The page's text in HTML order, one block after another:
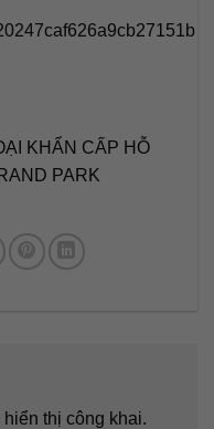
KHẨN CẤP HỖ
PARK
thị công khai.